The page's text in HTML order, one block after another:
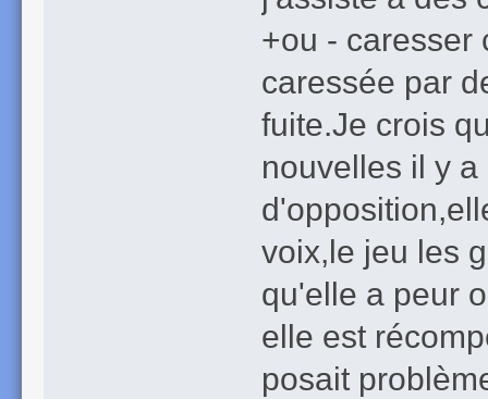
+ou - caresser
caressée par
fuite.Je crois
nouvelles il y
voix,le jeu les
qu'elle a peur
elle est
posait